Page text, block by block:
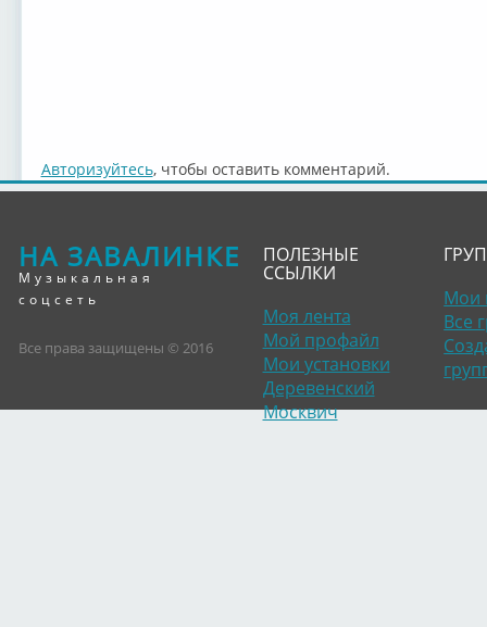
Авторизуйтесь, чтобы оставить комментарий.
НА ЗАВАЛИНКЕ
Музыкальная
соцсеть
Все права защищены © 2016
ПОЛЕЗНЫЕ
ССЫЛКИ
Моя лента
Мой профайл
Мои установки
Деревенский
Москвич
Мои
Все